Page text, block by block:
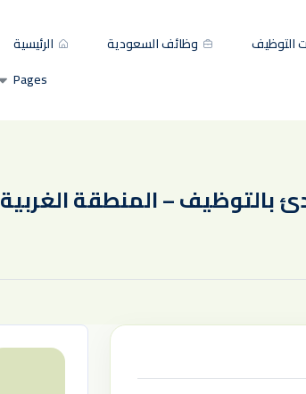
الرئيسية وظائف السعودية التوظيف
Pages
بالتوظيف – المنطقة الغربية